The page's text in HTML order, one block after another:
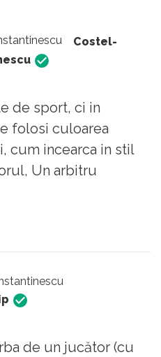
?
jucătorului. Iar „ăla...”
negru. Îl rog, de
articolului să ofere o
„rasa
„rasa albă”.
Costel-
de sport, ci in
folosi culoarea
cum incearca in stil
Un arbitru
sa se adreseze
de un jucător (cu